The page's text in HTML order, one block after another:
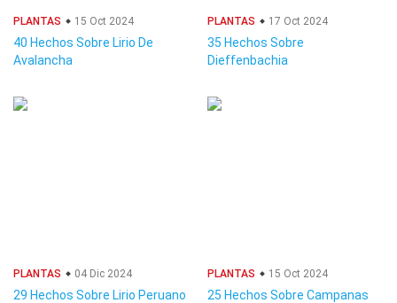
PLANTAS 15 Oct 2024
40 Hechos Sobre Lirio De
Avalancha
PLANTAS 17 Oct 2024
35 Hechos Sobre
Dieffenbachia
PLANTAS 04 Dic 2024
29 Hechos Sobre Lirio Peruano
PLANTAS 15 Oct 2024
25 Hechos Sobre Campanas